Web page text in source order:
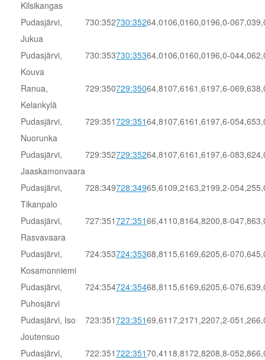
Kilsikangas
Pudasjärvi,
Jukua
730:352730:35264,0106,0160,0196,0-067,0
Pudasjärvi,
Kouva
730:353730:35364,0106,0160,0196,0-044,0
Ranua,
Kelankylä
729:350729:35064,8107,6161,6197,6-069,6
Pudasjärvi,
Nuorunka
729:351729:35164,8107,6161,6197,6-054,6
Pudasjärvi,
Jaaskamonvaara
729:352729:35264,8107,6161,6197,6-083,6
Pudasjärvi,
Tikanpalo
728:349728:34965,6109,2163,2199,2-054,2
Pudasjärvi,
Rasvavaara
727:351727:35166,4110,8164,8200,8-047,8
Pudasjärvi,
Kosamonniemi
724:353724:35368,8115,6169,6205,6-070,6
Pudasjärvi,
Puhosjärvi
724:354724:35468,8115,6169,6205,6-076,6
Pudasjärvi, Iso
Joutensuo
723:351723:35169,6117,2171,2207,2-051,2
Pudasjärvi,
722:351722:35170,4118,8172,8208,8-052,8